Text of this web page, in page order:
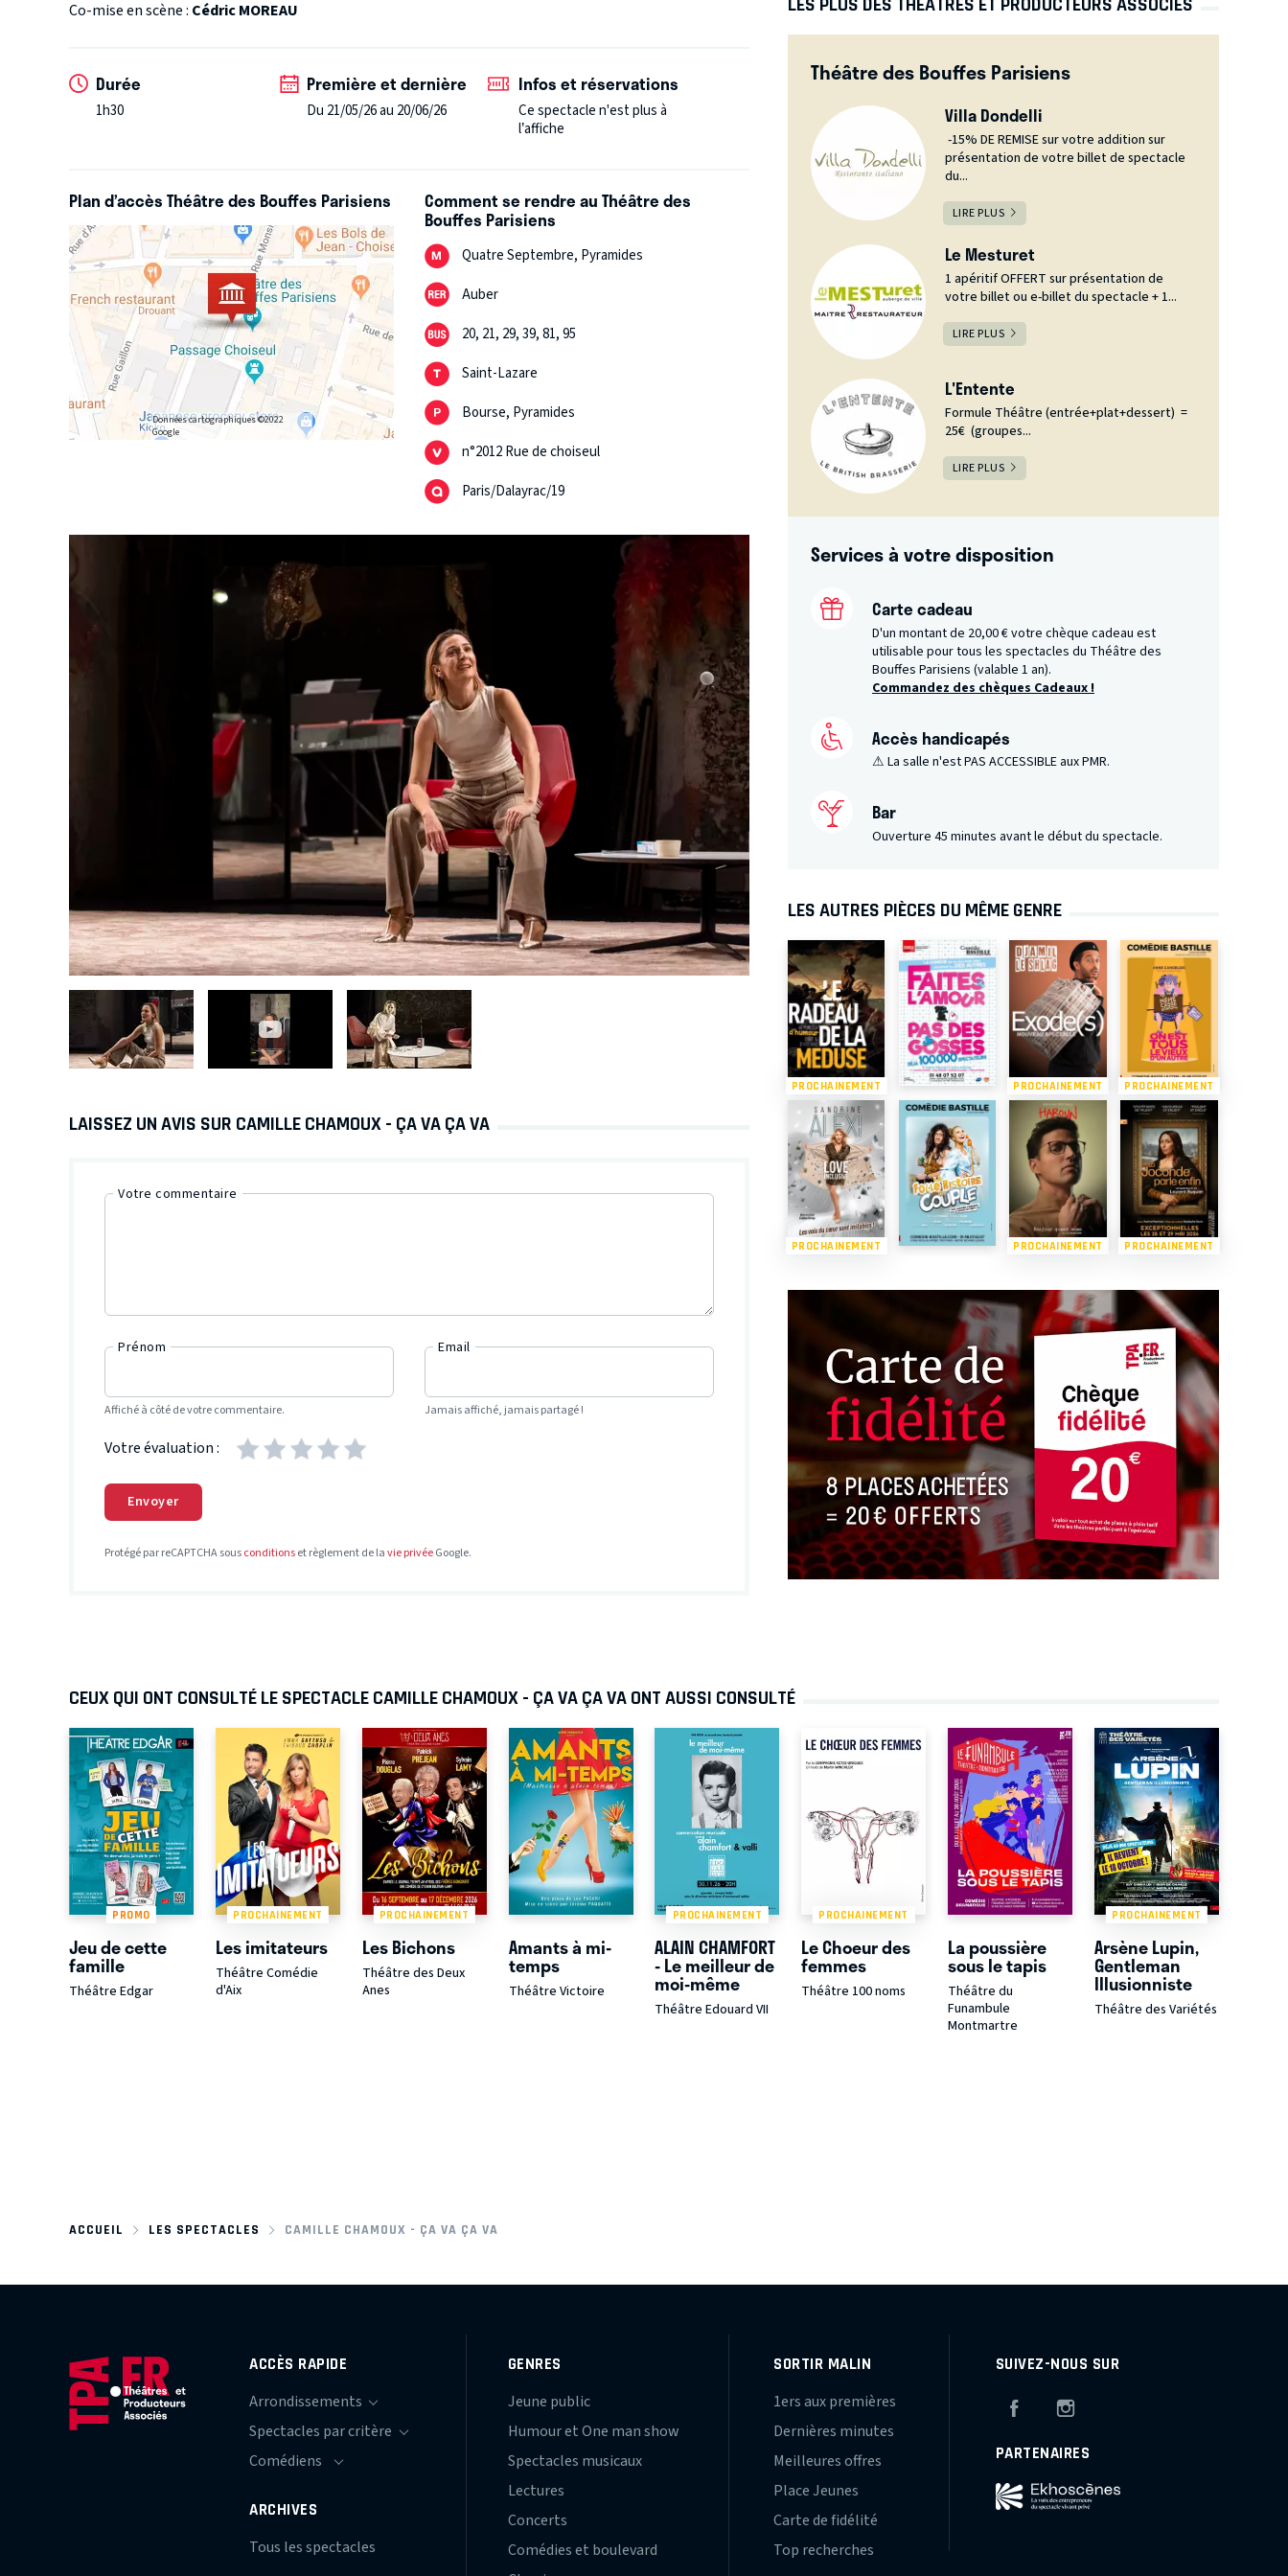
corps, et d’un coup, j’ai vu la santé émerger dans ma vie.
La santé physique et mentale, fluctuante ; la
mienne, celle des autres... LA MORT.
Co-mise en scène : Cédric MOREAU
Durée
1h30
Première et dernière
Du 21/05/26 au 20/06/26
Infos et réservations
Ce spectacle n'est plus à
l’affiche
Plan d’accès Théâtre des Bouffes Parisiens
Données cartographiques ©2022
Google
Comment se rendre au Théâtre des
Bouffes Parisiens
Quatre Septembre, Pyramides
Auber
20, 21, 29, 39, 81, 95
Saint-Lazare
Bourse, Pyramides
n°2012 Rue de choiseul
Paris/Dalayrac/19
LAISSEZ UN AVIS SUR CAMILLE CHAMOUX - ÇA VA ÇA VA
Votre commentaire
Prénom
Affiché à côté de votre commentaire.
Email
Jamais affiché, jamais partagé !
Votre évaluation :
Envoyer
Protégé par reCAPTCHA sousconditionset règlement de lavie privéeGoogle.
Théâtre des Bouffes Parisiens
Villa Dondelli
-15% DE REMISE sur votre addition sur
présentation de votre billet de spectacle
du...
LIRE PLUS
Le Mesturet
1 apéritif OFFERT sur présentation de
votre billet ou e-billet du spectacle + 1...
LIRE PLUS
L'Entente
Formule Théâtre (entrée+plat+dessert) =
25€ (groupes...
LIRE PLUS
Services à votre disposition
Carte cadeau
D'un montant de 20,00 € votre chèque cadeau est
utilisable pour tous les spectacles du Théâtre des
Bouffes Parisiens (valable 1 an).
Commandez des chèques Cadeaux !
Accès handicapés
⚠ La salle n'est PAS ACCESSIBLE aux PMR.
Bar
Ouverture 45 minutes avant le début du spectacle.
LES AUTRES PIÈCES DU MÊME GENRE
PROCHAINEMENT PROCHAINEMENT PROCHAINEMENT
PROCHAINEMENT PROCHAINEMENT PROCHAINEMENT
CEUX QUI ONT CONSULTÉ LE SPECTACLE CAMILLE CHAMOUX - ÇA VA ÇA VA ONT AUSSI CONSULTÉ
PROMO
Jeu de cette
famille
Théâtre Edgar
PROCHAINEMENT
Les imitateurs
Théâtre Comédie
d'Aix
PROCHAINEMENT
Les Bichons
Théâtre des Deux
Anes
Amants à mi-
temps
Théâtre Victoire
PROCHAINEMENT
ALAIN CHAMFORT
- Le meilleur de
moi-même
Théâtre Edouard VII
PROCHAINEMENT
Le Choeur des
femmes
Théâtre 100 noms
La poussière
sous le tapis
Théâtre du
Funambule
Montmartre
PROCHAINEMENT
Arsène Lupin,
Gentleman
Illusionniste
Théâtre des Variétés
ACCUEIL LES SPECTACLES CAMILLE CHAMOUX - ÇA VA ÇA VA
ACCÈS RAPIDE
ARCHIVES
Tous les spectacles
GENRES
Jeune public
Humour et One man show
Spectacles musicaux
Lectures
Concerts
Comédies et boulevard
SORTIR MALIN
1ers aux premières
Dernières minutes
Meilleures offres
Place Jeunes
Carte de fidélité
Top recherches
SUIVEZ-NOUS SUR
Facebook
PARTENAIRES